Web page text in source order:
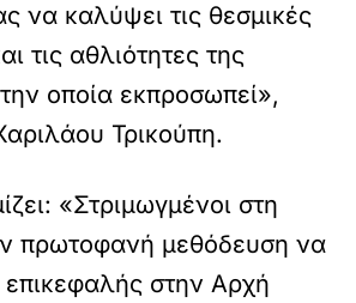
να καλύψει τις θεσμικές
τις αθλιότητες της
οποία εκπροσωπεί»,
Τρικούπη.
«Στριμωγμένοι στη
πρωτοφανή μεθόδευση να
επικεφαλής στην Αρχή